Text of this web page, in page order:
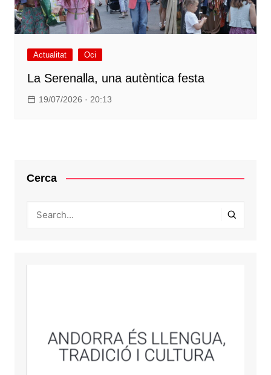
Actualitat Oci
La Serenalla, una autèntica festa
19/07/2026 · 20:13
Cerca